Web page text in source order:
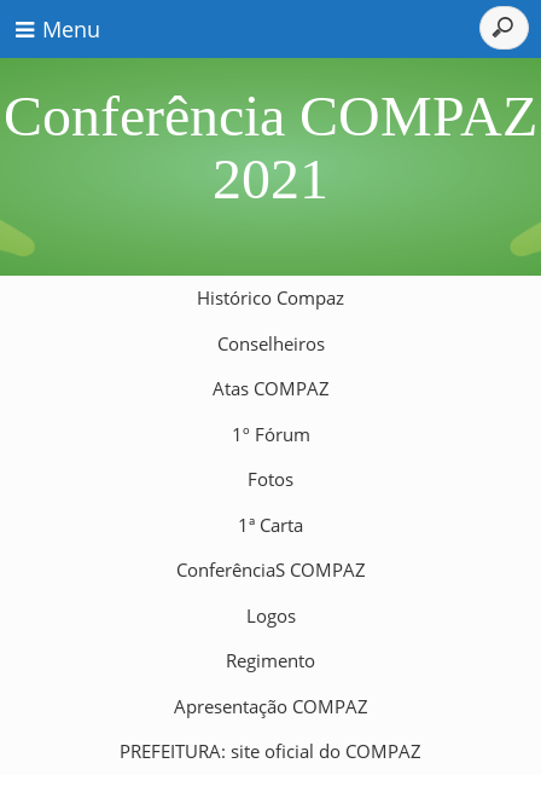
Menu
Conferência COMPAZ
2021
Histórico Compaz
Conselheiros
Atas COMPAZ
1º Fórum
Fotos
1ª Carta
ConferênciaS COMPAZ
Logos
Regimento
Apresentação COMPAZ
PREFEITURA: site oficial do COMPAZ